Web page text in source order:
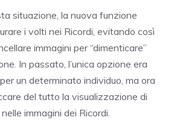
situazione, la nuova funzione
i volti nei Ricordi, evitando così
immagini per “dimenticare”
In passato, l’unica opzione era
un determinato individuo, ma ora
del tutto la visualizzazione di
immagini dei Ricordi.